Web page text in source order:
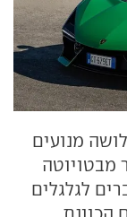
מנועים
מבטויוטה
מחוברים לגלגלים